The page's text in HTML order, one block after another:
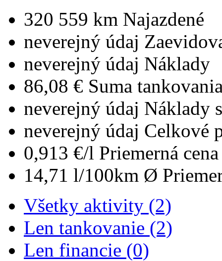
320 559 km Najazdené
neverejný údaj
neverejný údaj Náklady
86,08 € Suma
neverejný údaj Náklady
neverejný údaj Celkové
0,913 €/l Priemerná
14,71 l/100km Ø
Všetky aktivity (2)
Len tankovanie (2)
Len financie (0)